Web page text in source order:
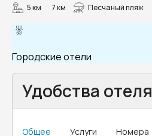
5 км 7 км Песчаный пляж
Городские отели
Удобства отеля
Общее Услуги Номера